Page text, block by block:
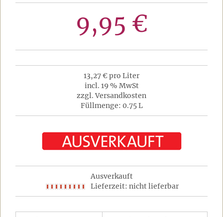
9,95 €
13,27 € pro Liter
incl. 19 % MwSt
zzgl. Versandkosten
Füllmenge: 0.75 L
Ausverkauft
Lieferzeit: nicht lieferbar